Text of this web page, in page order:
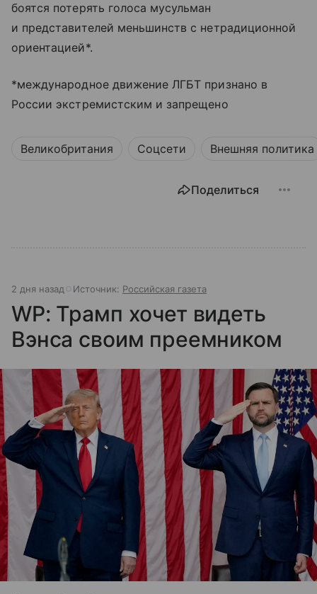
боятся потерять голоса мусульман
и представителей меньшинств с нетрадиционной
ориентацией*.
*международное движение ЛГБТ признано в
России экстремистским и запрещено
Великобритания Соцсети Внешняя политика
Поделиться
2 дня назад Источник: Российская газета
WP: Трамп хочет видеть
Вэнса своим преемником